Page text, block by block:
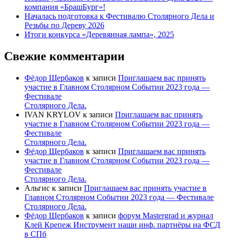
компания «БрашБург»!
Началась подготовка к Фестивалю Столярного Дела и
Резьбы по Дереву 2026
Итоги конкурса «Деревянная лампа», 2025
Свежие комментарии
Фёдор Щербаков к записи Приглашаем вас принять
участие в Главном Столярном Событии 2023 года —
Фестивале
Столярного Дела.
IVAN KRYLOV к записи Приглашаем вас принять
участие в Главном Столярном Событии 2023 года —
Фестивале
Столярного Дела.
Фёдор Щербаков к записи Приглашаем вас принять
участие в Главном Столярном Событии 2023 года —
Фестивале
Столярного Дела.
Альгис к записи Приглашаем вас принять участие в
Главном Столярном Событии 2023 года — Фестивале
Столярного Дела.
Фёдор Щербаков к записи форум Mastergrad и журнал
Клей Крепеж Инструмент наши инф. партнёры на ФСД
в СПб